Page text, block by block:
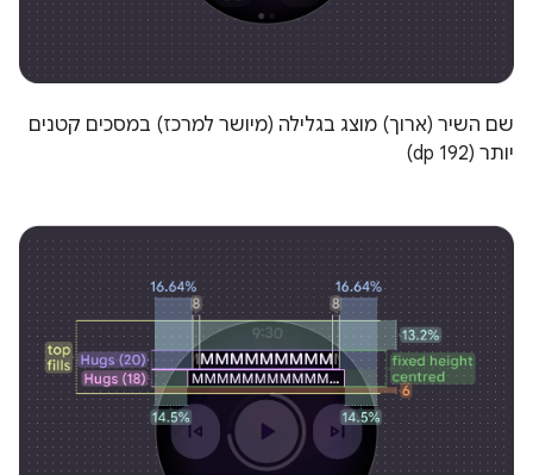
שם השיר (ארוך) מוצג בגלילה (מיושר למרכז) במסכים קטנים
יותר (192 dp)